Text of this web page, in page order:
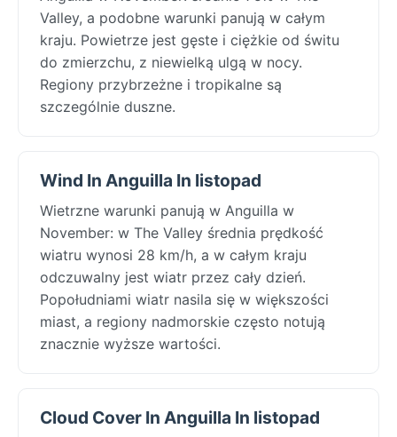
Valley, a podobne warunki panują w całym
kraju. Powietrze jest gęste i ciężkie od świtu
do zmierzchu, z niewielką ulgą w nocy.
Regiony przybrzeżne i tropikalne są
szczególnie duszne.
Wind In Anguilla In listopad
Wietrzne warunki panują w Anguilla w
November: w The Valley średnia prędkość
wiatru wynosi 28 km/h, a w całym kraju
odczuwalny jest wiatr przez cały dzień.
Popołudniami wiatr nasila się w większości
miast, a regiony nadmorskie często notują
znacznie wyższe wartości.
Cloud Cover In Anguilla In listopad